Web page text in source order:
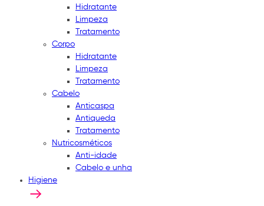
Hidratante
Limpeza
Tratamento
Corpo
Hidratante
Limpeza
Tratamento
Cabelo
Anticaspa
Antiqueda
Tratamento
Nutricosméticos
Anti-idade
Cabelo e unha
Higiene